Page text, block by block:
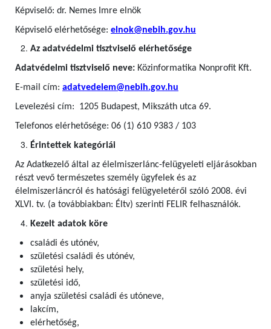
Képviselő: dr. Nemes Imre elnök
Képviselő elérhetősége: elnok@nebih.gov.hu
Az adatvédelmi tisztviselő elérhetősége
Adatvédelmi tisztviselő neve: Közinformatika Nonprofit Kft.
E-mail cím: adatvedelem@nebih.gov.hu
Levelezési cím: 1205 Budapest, Mikszáth utca 69.
Telefonos elérhetősége: 06 (1) 610 9383 / 103
Érintettek kategóriái
Az Adatkezelő által az élelmiszerlánc-felügyeleti eljárásokban
részt vevő természetes személy ügyfelek és az
élelmiszerláncról és hatósági felügyeletéről szóló 2008. évi
XLVI. tv. (a továbbiakban: Éltv) szerinti FELIR felhasználók.
Kezelt adatok köre
családi és utónév,
születési családi és utónév,
születési hely,
születési idő,
anyja születési családi és utóneve,
lakcím,
elérhetőség,